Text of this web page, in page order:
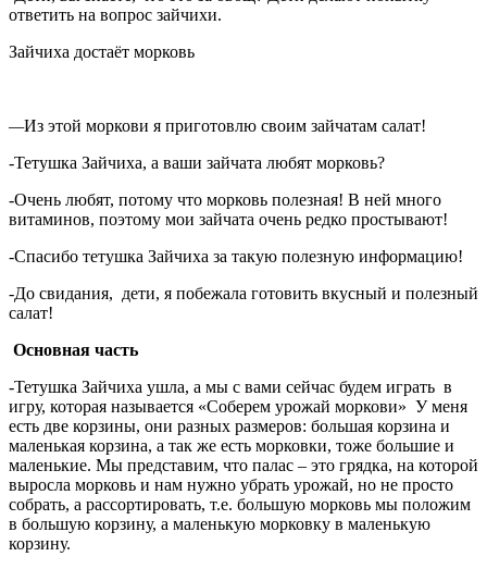
ответить на вопрос зайчихи.
Зайчиха достаёт морковь
—Из этой моркови я приготовлю своим зайчатам салат!
-Тетушка Зайчиха, а ваши зайчата любят морковь?
-Очень любят, потому что морковь полезная! В ней много
витаминов, поэтому мои зайчата очень редко простывают!
-Спасибо тетушка Зайчиха за такую полезную информацию!
-До свидания, дети, я побежала готовить вкусный и полезный
салат!
Основная часть
-Тетушка Зайчиха ушла, а мы с вами сейчас будем играть в
игру, которая называется «Соберем урожай моркови» У меня
есть две корзины, они разных размеров: большая корзина и
маленькая корзина, а так же есть морковки, тоже большие и
маленькие. Мы представим, что палас – это грядка, на которой
выросла морковь и нам нужно убрать урожай, но не просто
собрать, а рассортировать, т.е. большую морковь мы положим
в большую корзину, а маленькую морковку в маленькую
корзину.